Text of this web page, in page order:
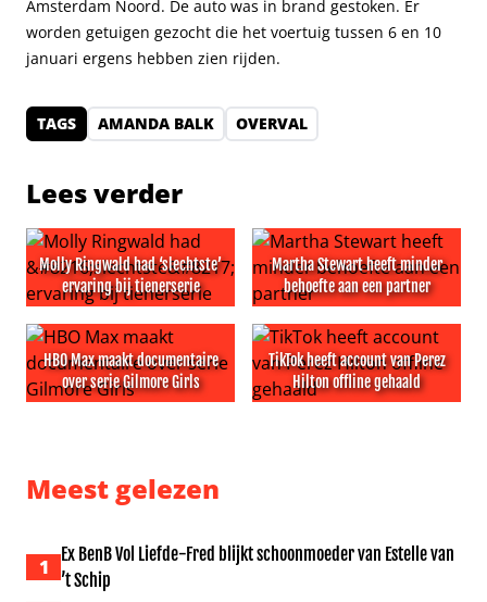
Amsterdam Noord. De auto was in brand gestoken. Er
worden getuigen gezocht die het voertuig tussen 6 en 10
januari ergens hebben zien rijden.
TAGS AMANDA BALK OVERVAL
Lees verder
Molly Ringwald had ‘slechtste’
ervaring bij tienerserie
Molly Ringwald had ‘slechtste’ ervaring bij tienerserie
Martha Stewart heeft minder
behoefte aan een partner
Martha Stewart heeft
HBO Max maakt documentaire
over serie Gilmore Girls
TikTok heeft account van Perez
Hilton offline gehaald
Meest gelezen
1
Ex BenB Vol Liefde-Fred blijkt schoonmoeder van Estelle van
’t Schip